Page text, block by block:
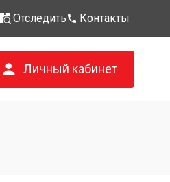
Отследить Контакты
Личный кабинет